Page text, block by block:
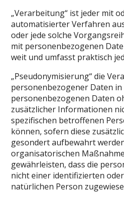
„Verarbeitung“ ist jeder mit
automatisierter Verfahren
oder jede solche
mit personenbezogenen
weit und umfasst praktisch
„Pseudonymisierung“ die
personenbezogener Daten in
personenbezogenen Daten
zusätzlicher Informationen
spezifischen betroffenen
können, sofern diese
gesondert aufbewahrt
organisatorischen
gewährleisten, dass die
nicht einer identifizierten
natürlichen Person